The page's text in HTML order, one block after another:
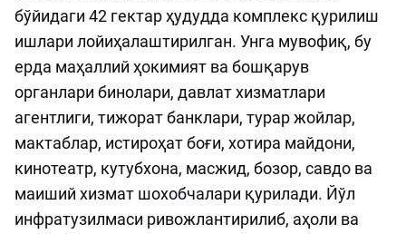
бўйидаги 42 гектар ҳудудда комплекс қурилиш
ишлари лойиҳалаштирилган. Унга мувофиқ, бу
ерда маҳаллий ҳокимият ва бошқарув
органлари бинолари, давлат хизматлари
агентлиги, тижорат банклари, турар жойлар,
мактаблар, истироҳат боғи, хотира майдони,
кинотеатр, кутубхона, масжид, бозор, савдо ва
маиший хизмат шохобчалари қурилади. Йўл
инфратузилмаси ривожлантирилиб, аҳоли ва